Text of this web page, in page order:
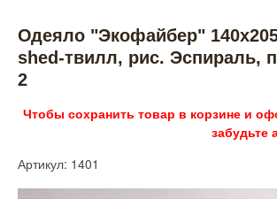
Одеяло "Экофайбер"
shed-твилл, рис. Эспираль,
2
Чтобы сохранить товар в корзине и
забудьте
Артикул: 1401